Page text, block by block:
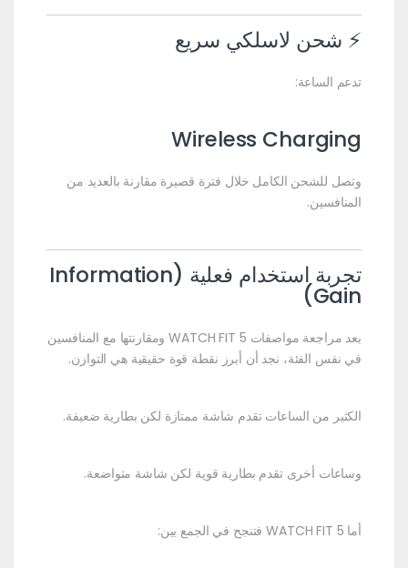
⚡ شحن لاسلكي سريع
تدعم الساعة:
Wireless Charging
وتصل للشحن الكامل خلال فترة قصيرة مقارنة بالعديد من
المنافسين.
تجربة استخدام فعلية (Information
Gain)
بعد مراجعة مواصفات WATCH FIT 5 ومقارنتها مع المنافسين
في نفس الفئة، نجد أن أبرز نقطة قوة حقيقية هي التوازن.
الكثير من الساعات تقدم شاشة ممتازة لكن بطارية ضعيفة.
وساعات أخرى تقدم بطارية قوية لكن شاشة متواضعة.
أما WATCH FIT 5 فتنجح في الجمع بين: